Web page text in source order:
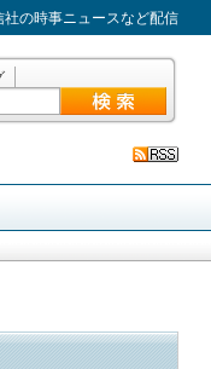
の時事ニュースなど配信